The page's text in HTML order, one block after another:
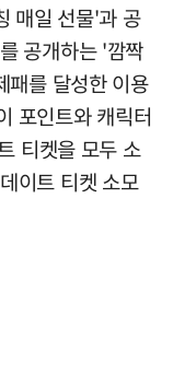
매일 선물'과 공
공개하는 '깜짝
패를 달성한 이용
포인트와 캐릭터
티켓을 모두 소
이트 티켓 소모